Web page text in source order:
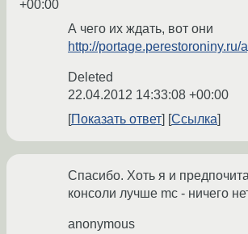
+00:00
А чего их ждать, вот они
http://portage.perestoroniny.ru/
Deleted
22.04.2012 14:33:08 +00:00
Показать ответ
Ссылка
Спасибо. Хоть я и
консоли лучше mc - ничего
anonymous